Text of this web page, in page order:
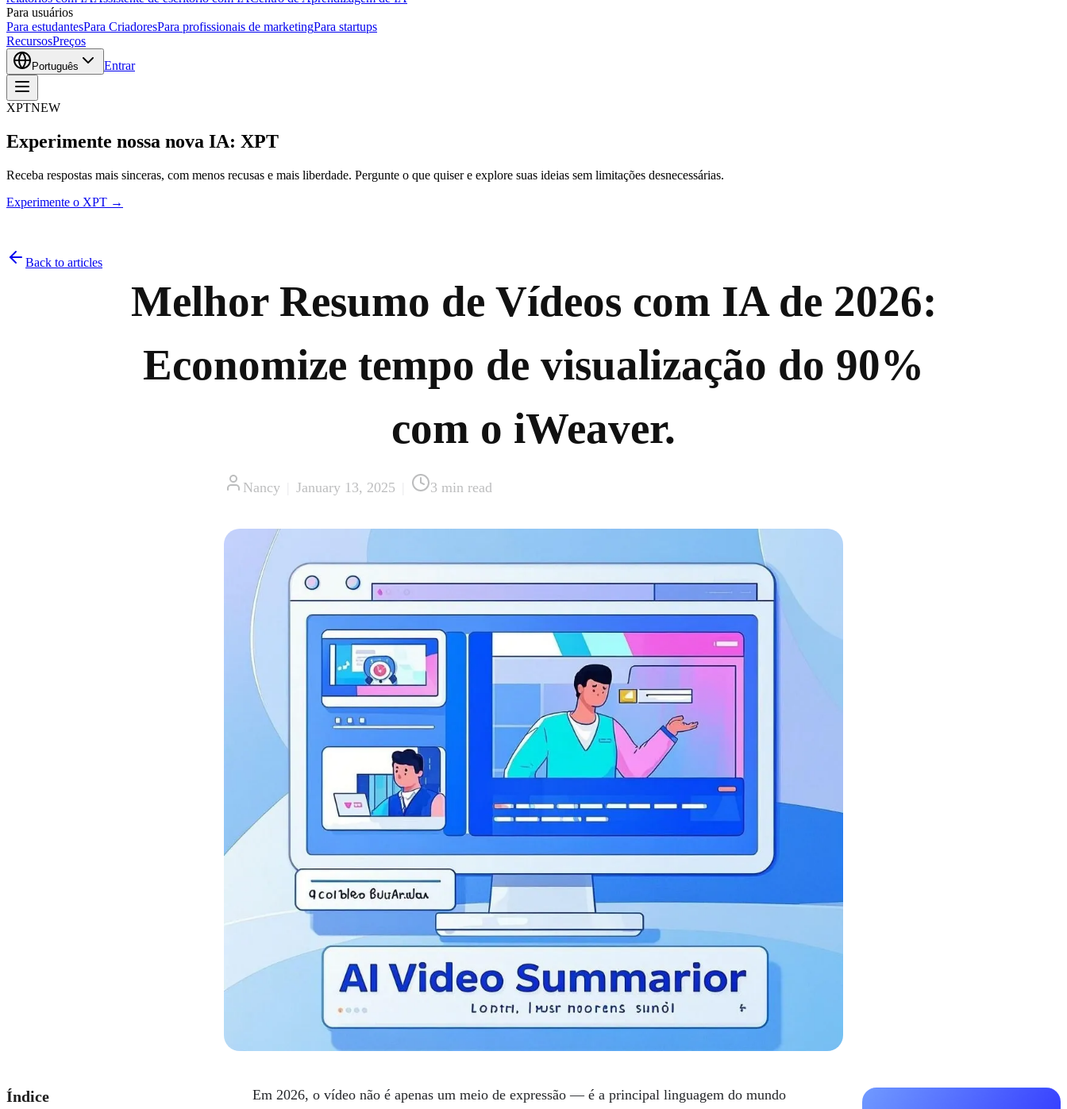
Para usuários
Para estudantesPara CriadoresPara profissionais de marketingPara startups
RecursosPreços
Português Entrar
XPTNEW
Experimente nossa nova IA: XPT
Receba respostas mais sinceras, com menos recusas e mais liberdade. Pergunte o que quiser e explore suas ideias sem limitações desnecessárias.
Experimente o XPT →
Back to articles
Melhor Resumo de Vídeos com IA de 2026:
Economize tempo de visualização do 90%
com o iWeaver.
Nancy January 13, 2025 3 min read
Índice
Em 2026, o vídeo não é apenas um meio de expressão — é a principal linguagem do mundo